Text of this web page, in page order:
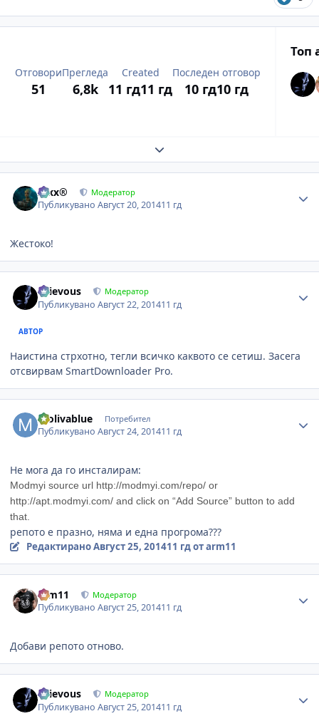
Отговори
51
Прегледа
6,8k
Created
11 гд11 гд
Последен отговор
10 гд10 гд
Топ
Expand topic overview
Alxx® Модератор
ПубликуваноАвгуст 20, 201411 гд
Жестоко!
Grievous Модератор
ПубликуваноАвгуст 22, 201411 гд
АВТОР
Наистина стрхотно, тегли всичко каквото се сетиш. Засега
отсвирвам SmartDownloader Pro.
molivablue Потребител
ПубликуваноАвгуст 24, 201411 гд
Не мога да го инсталирам:
Modmyi source url http://modmyi.com/repo/ or
http://apt.modmyi.com/ and click on “Add Source” button to add
that.
репото е празно, няма и една прогрома???
РедактираноАвгуст 25, 201411 гдот arm11
arm11 Модератор
ПубликуваноАвгуст 25, 201411 гд
Добави репото отново.
Grievous Модератор
ПубликуваноАвгуст 25, 201411 гд